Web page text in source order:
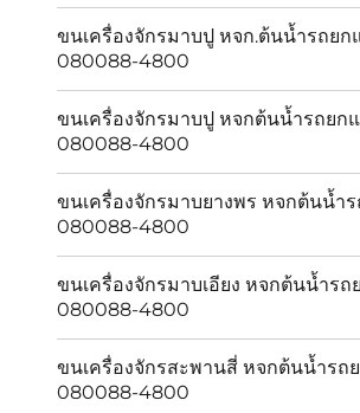
ขนเครื่องจักรมาบปู หจก.ต้นน้ำรถยก
080088-4800
ขนเครื่องจักรมาบปู หจกต้นน้ำรถยก
080088-4800
ขนเครื่องจักรมาบยางพร หจกต้นน้ำ
080088-4800
ขนเครื่องจักรมาบเอียง หจกต้นน้ำร
080088-4800
ขนเครื่องจักรสะพานสี่ หจกต้นน้ำรถ
080088-4800